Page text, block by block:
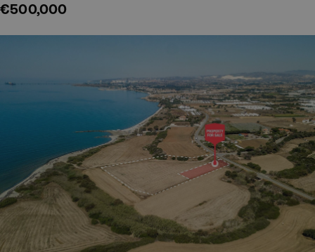
€500,000